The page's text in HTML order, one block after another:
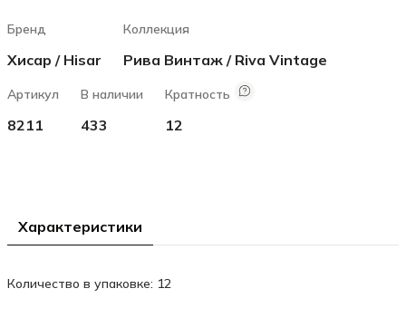
Бренд
Хисар / Hisar
Коллекция
Рива Винтаж / Riva Vintage
Артикул
8211
В наличии
433
Кратность
12
Характеристики
Количество в упаковке: 12